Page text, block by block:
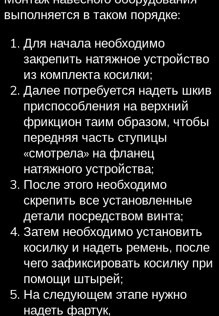
выполняется в таком порядке:
Для начала необходимо
закрепить натяжное устройство
из комплекта косилки;
Далее потребуется надеть шкив
приспособления на верхний
фрикцион таим образом, чтобы
передняя часть ступицы
«смотрела» на фланец
натяжного устройства;
После этого необходимо
скрепить все установленные
детали посредством винта;
Затем необходимо установить
косилку и надеть ремень, после
чего зафиксировать косилку при
помощи штырей;
На следующем этапе нужно
надеть фартук,